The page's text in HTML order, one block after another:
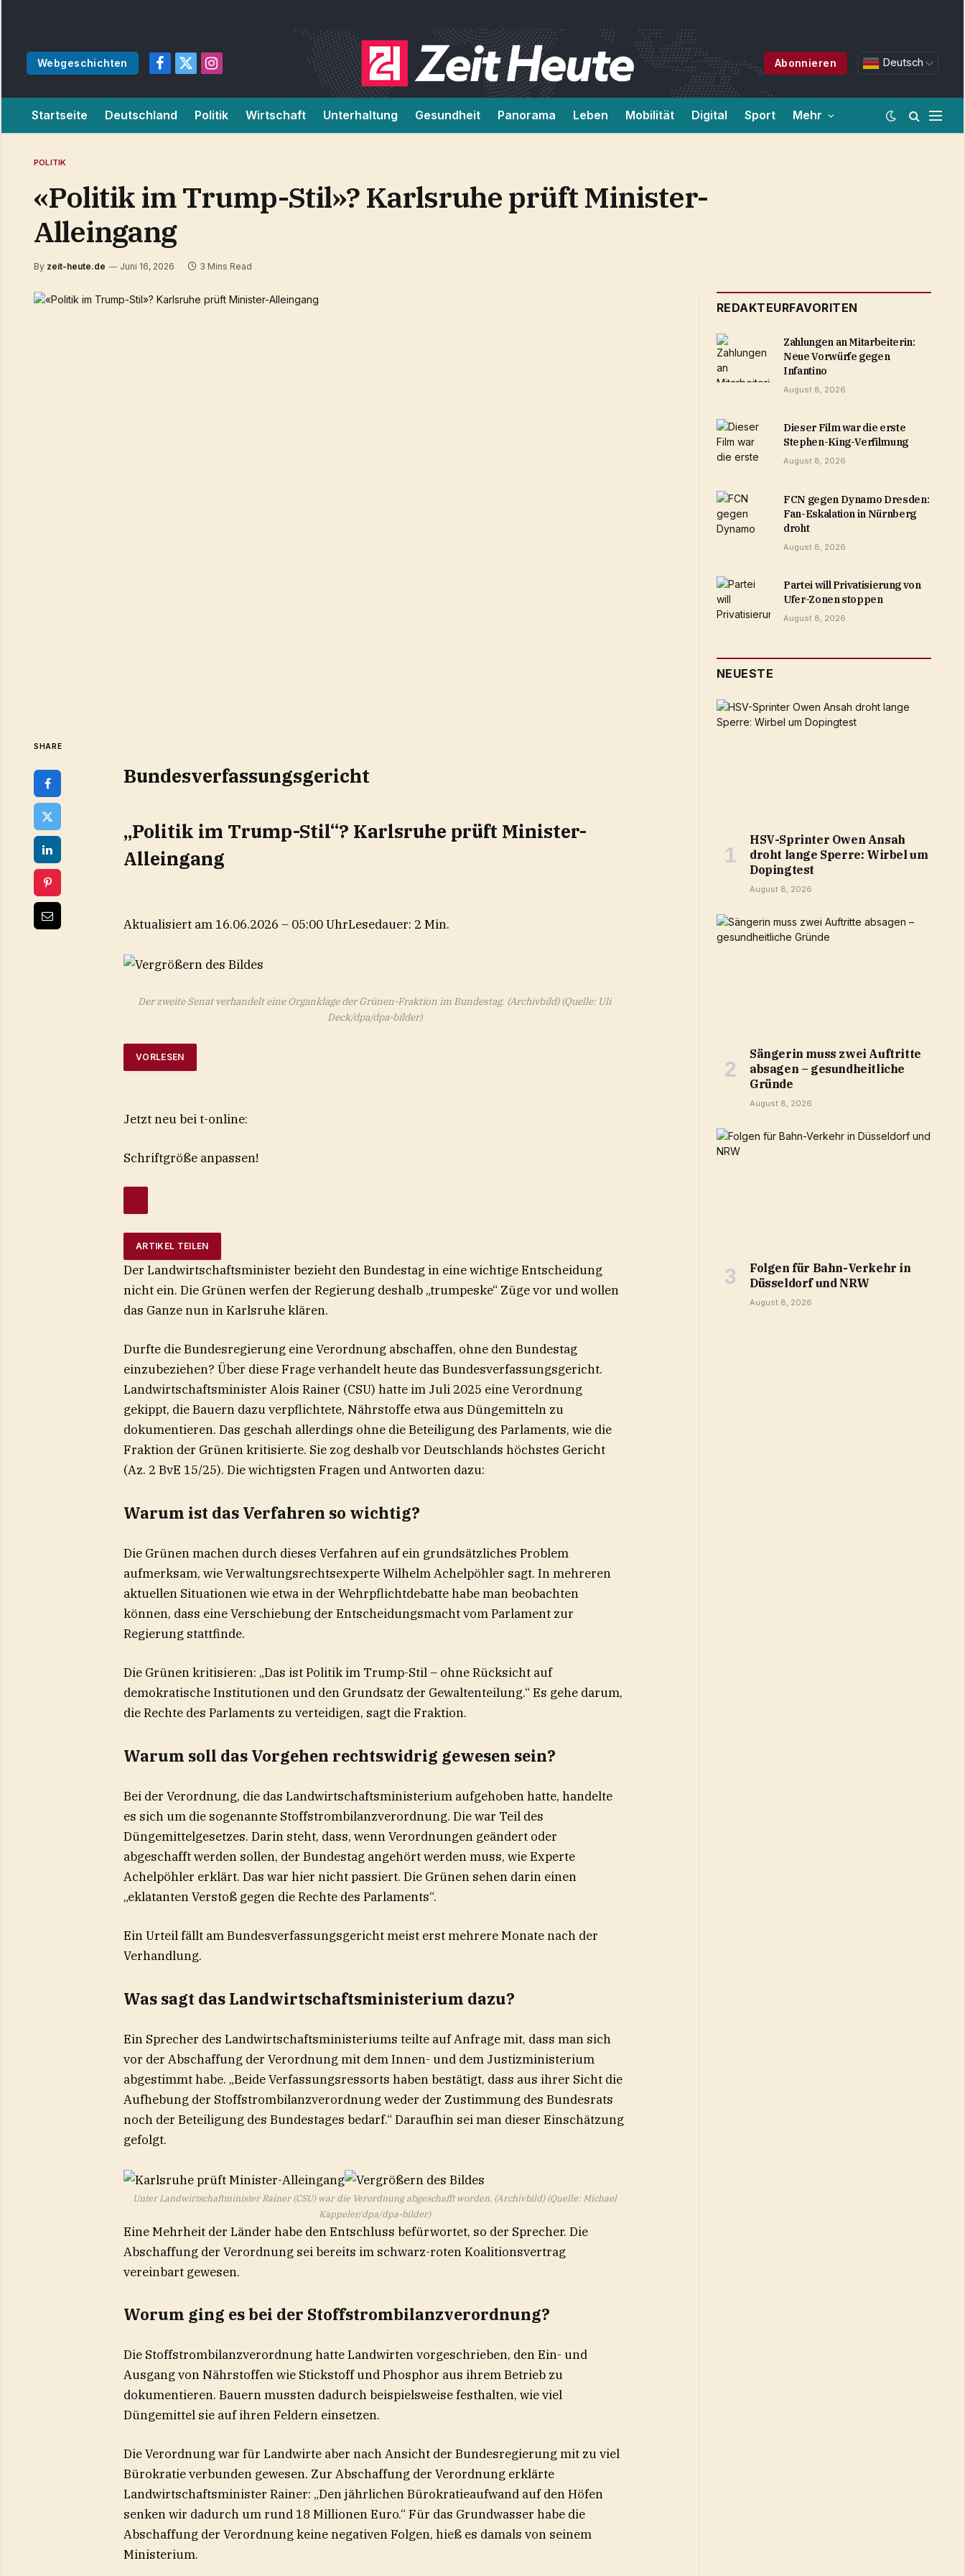
Webgeschichten
Facebook
X
Instagram
Abonnieren Deutsch
Startseite Deutschland Politik Wirtschaft Unterhaltung Gesundheit Panorama Leben Mobilität Digital Sport Mehr
POLITIK
«Politik im Trump-Stil»? Karlsruhe prüft Minister-
Alleingang
By zeit-heute.de Juni 16, 2026 3 Mins Read
SHARE
Bundesverfassungsgericht
„Politik im Trump-Stil“? Karlsruhe prüft Minister-
Alleingang
Aktualisiert am 16.06.2026 – 05:00 UhrLesedauer: 2 Min.
Der zweite Senat verhandelt eine Organklage der Grünen-Fraktion im Bundestag. (Archivbild)(Quelle: Uli
Deck/dpa/dpa-bilder)
VORLESEN
Jetzt neu bei t-online:
Schriftgröße anpassen!
ARTIKEL TEILEN
Der Landwirtschaftsminister bezieht den Bundestag in eine wichtige Entscheidung
nicht ein. Die Grünen werfen der Regierung deshalb „trumpeske“ Züge vor und wollen
das Ganze nun in Karlsruhe klären.
Durfte die Bundesregierung eine Verordnung abschaffen, ohne den Bundestag
einzubeziehen? Über diese Frage verhandelt heute das Bundesverfassungsgericht.
Landwirtschaftsminister Alois Rainer (CSU) hatte im Juli 2025 eine Verordnung
gekippt, die Bauern dazu verpflichtete, Nährstoffe etwa aus Düngemitteln zu
dokumentieren. Das geschah allerdings ohne die Beteiligung des Parlaments, wie die
Fraktion der Grünen kritisierte. Sie zog deshalb vor Deutschlands höchstes Gericht
(Az. 2 BvE 15/25). Die wichtigsten Fragen und Antworten dazu:
Warum ist das Verfahren so wichtig?
Die Grünen machen durch dieses Verfahren auf ein grundsätzliches Problem
aufmerksam, wie Verwaltungsrechtsexperte Wilhelm Achelpöhler sagt. In mehreren
aktuellen Situationen wie etwa in der Wehrpflichtdebatte habe man beobachten
können, dass eine Verschiebung der Entscheidungsmacht vom Parlament zur
Regierung stattfinde.
Die Grünen kritisieren: „Das ist Politik im Trump-Stil – ohne Rücksicht auf
demokratische Institutionen und den Grundsatz der Gewaltenteilung.“ Es gehe darum,
die Rechte des Parlaments zu verteidigen, sagt die Fraktion.
Warum soll das Vorgehen rechtswidrig gewesen sein?
Bei der Verordnung, die das Landwirtschaftsministerium aufgehoben hatte, handelte
es sich um die sogenannte Stoffstrombilanzverordnung. Die war Teil des
Düngemittelgesetzes. Darin steht, dass, wenn Verordnungen geändert oder
abgeschafft werden sollen, der Bundestag angehört werden muss, wie Experte
Achelpöhler erklärt. Das war hier nicht passiert. Die Grünen sehen darin einen
„eklatanten Verstoß gegen die Rechte des Parlaments“.
Ein Urteil fällt am Bundesverfassungsgericht meist erst mehrere Monate nach der
Verhandlung.
Was sagt das Landwirtschaftsministerium dazu?
Ein Sprecher des Landwirtschaftsministeriums teilte auf Anfrage mit, dass man sich
vor der Abschaffung der Verordnung mit dem Innen- und dem Justizministerium
abgestimmt habe. „Beide Verfassungsressorts haben bestätigt, dass aus ihrer Sicht die
Aufhebung der Stoffstrombilanzverordnung weder der Zustimmung des Bundesrats
noch der Beteiligung des Bundestages bedarf.“ Daraufhin sei man dieser Einschätzung
gefolgt.
Unter Landwirtschaftminister Rainer (CSU) war die Verordnung abgeschafft worden. (Archivbild) (Quelle: Michael
Kappeler/dpa/dpa-bilder)
Eine Mehrheit der Länder habe den Entschluss befürwortet, so der Sprecher. Die
Abschaffung der Verordnung sei bereits im schwarz-roten Koalitionsvertrag
vereinbart gewesen.
Worum ging es bei der Stoffstrombilanzverordnung?
Die Stoffstrombilanzverordnung hatte Landwirten vorgeschrieben, den Ein- und
Ausgang von Nährstoffen wie Stickstoff und Phosphor aus ihrem Betrieb zu
dokumentieren. Bauern mussten dadurch beispielsweise festhalten, wie viel
Düngemittel sie auf ihren Feldern einsetzen.
Die Verordnung war für Landwirte aber nach Ansicht der Bundesregierung mit zu viel
Bürokratie verbunden gewesen. Zur Abschaffung der Verordnung erklärte
Landwirtschaftsminister Rainer: „Den jährlichen Bürokratieaufwand auf den Höfen
senken wir dadurch um rund 18 Millionen Euro.“ Für das Grundwasser habe die
Abschaffung der Verordnung keine negativen Folgen, hieß es damals von seinem
Ministerium.
REDAKTEURFAVORITEN
Zahlungen an Mitarbeiterin:
Neue Vorwürfe gegen
Infantino
August 8, 2026
Dieser Film war die erste
Stephen-King-Verfilmung
August 8, 2026
FCN gegen Dynamo Dresden:
Fan-Eskalation in Nürnberg
droht
August 8, 2026
Partei will Privatisierung von
Ufer-Zonen stoppen
August 8, 2026
NEUESTE
HSV-Sprinter Owen Ansah
droht lange Sperre: Wirbel um
Dopingtest
August 8, 2026
Sängerin muss zwei Auftritte
absagen – gesundheitliche
Gründe
August 8, 2026
Folgen für Bahn-Verkehr in
Düsseldorf und NRW
August 8, 2026